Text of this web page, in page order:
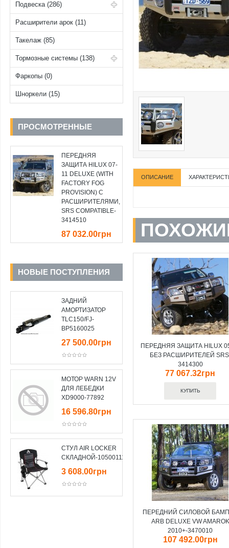
Подвеска (286)
Расширители арок (11)
Такелаж (85)
Тормозные системы (138)
Фаркопы (0)
Шноркели (15)
ПРОСМОТРЕННЫЕ
ПЕРЕДНЯЯ
ЗАЩИТА HILUX 07-
11 DELUXE (WITH
FACTORY FOG
PROVISION) С
РАСШИРИТЕЛЯМИ,
SRS COMPATIBLE-
3414510
87 032.00грн
НОВЫЕ ПОСТУПЛЕНИЯ
ЗАДНИЙ
АМОРТИЗАТОР
TLC150/FJ-
BP5160025
27 500.00грн
МОТОР WARN 12V
ДЛЯ ЛЕБЕДКИ
XD9000-77892
16 596.80грн
СТУЛ AIR LOCKER
СКЛАДНОЙ-10500111
3 608.00грн
ОПИСАНИЕ
ПЕРЕДНЯЯ ЗАЩИТА HILUX
БЕЗ РАСШИРИТЕЛЕЙ
3414300
77 067.32грн
ПЕРЕДНИЙ СИЛОВОЙ
ARB DELUXE VW AMAROK
2010+-3470010
107 492.00грн